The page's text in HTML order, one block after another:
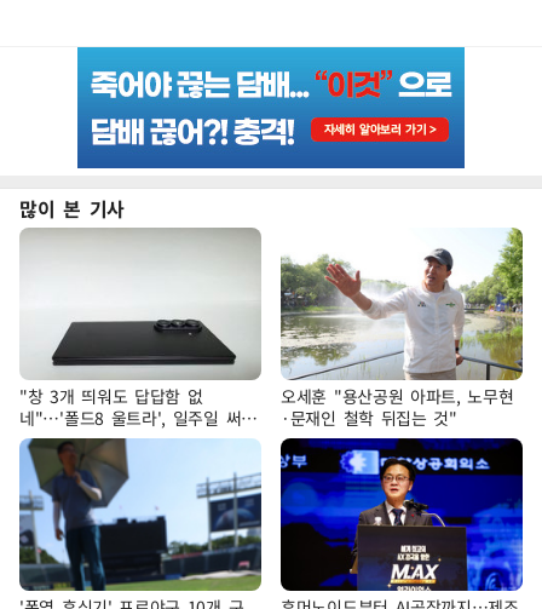
많이 본 기사
"창 3개 띄워도 답답함 없
네"…'폴드8 울트라', 일주일 써보
니
오세훈 "용산공원 아파트, 노무현
·문재인 철학 뒤집는 것"